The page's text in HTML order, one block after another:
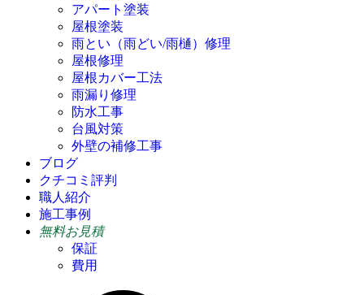
アパート塗装
屋根塗装
雨とい（雨どい/雨樋）修理
屋根修理
屋根カバー工法
雨漏り修理
防水工事
台風対策
外壁の補修工事
ブログ
クチコミ評判
職人紹介
施工事例
無料お見積
保証
費用